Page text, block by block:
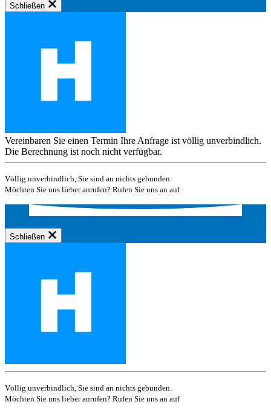
Schließen
Vereinbaren Sie einen Termin Ihre Anfrage ist völlig unverbindlich.
Die Berechnung ist noch nicht verfügbar.
Völlig unverbindlich, Sie sind an nichts gebunden.
Möchten Sie uns lieber anrufen? Rufen Sie uns an auf
Schließen
Völlig unverbindlich, Sie sind an nichts gebunden.
Möchten Sie uns lieber anrufen? Rufen Sie uns an auf